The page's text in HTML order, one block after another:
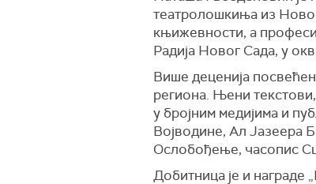
театролошкиња из
књижевности, а
Радија Новог Сада, у
Више деценија
региона. Њени
у бројним медијима и
Војводине, Ал Јазеера
Ослобођење, часопис
Добитница је и награде